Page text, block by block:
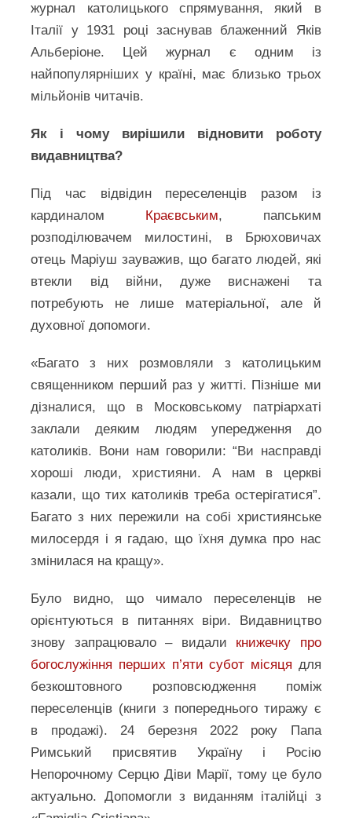
журнал католицького спрямування, який в
Італії у 1931 році заснував блаженний Яків
Альберіоне. Цей журнал є одним із
найпопулярніших у країні, має близько трьох
мільйонів читачів.
Як і чому вирішили відновити роботу
видавництва?
Під час відвідин переселенців разом із
кардиналом
Краєвським, папським
розподілювачем милостині, в Брюховичах
отець Маріуш зауважив, що багато людей, які
втекли від війни, дуже виснажені та
потребують не лише матеріальної, але й
духовної допомоги.
«Багато з них розмовляли з католицьким
священником перший раз у житті. Пізніше ми
дізналися, що в Московському патріархаті
заклали деяким людям упередження до
католиків. Вони нам говорили: “Ви насправді
хороші люди, християни. А нам в церкві
казали, що тих католиків треба остерігатися”.
Багато з них пережили на собі християнське
милосердя і я гадаю, що їхня думка про нас
змінилася на кращу».
Було видно, що чимало переселенців не
орієнтуються в питаннях віри. Видавництво
знову запрацювало – видали книжечку про
богослужіння перших п’яти субот місяця для
безкоштовного розповсюдження поміж
переселенців (книги з попереднього тиражу є
в продажі). 24 березня 2022 року Папа
Римський присвятив Україну і Росію
Непорочному Серцю Діви Марії, тому це було
актуально. Допомогли з виданням італійці з